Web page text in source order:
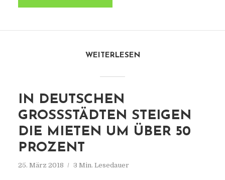
WEITERLESEN
IN DEUTSCHEN
GROSSSTÄDTEN STEIGEN D
IE MIETEN UM ÜBER 50 P
ROZENT
25. März 2018 3 Min. Lesedauer